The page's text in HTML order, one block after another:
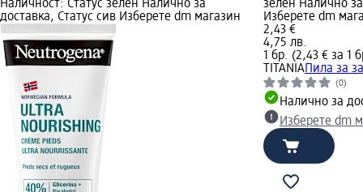
Наличност: Статус зелен Налично за
доставка, Статус сив Изберете dm магазин
зелен Налично
Изберете dm
2,43 €
4,75 лв.
1 бр. (2,43 € за 1
TITANIA Пила за
(0)
Налично за
Изберете dm